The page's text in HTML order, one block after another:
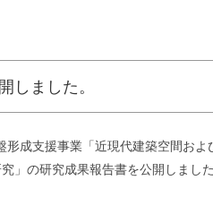
しました。
成支援事業「近現代建築空間お
」の研究成果報告書を公開しました